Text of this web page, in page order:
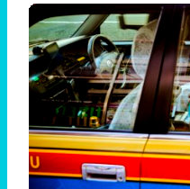
Costumbres que no
¿Qué pensarías si
país?